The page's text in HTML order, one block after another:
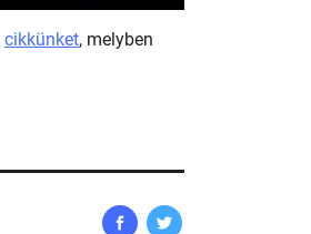
cikkünket, melyben